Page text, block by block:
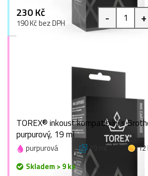
230 Kč
190 Kč bez DPH - +
TOREX® inkoust kompatibilní s
purpurový, 19 ml
purpurová 19 ml
12
Skladem > 9 ks